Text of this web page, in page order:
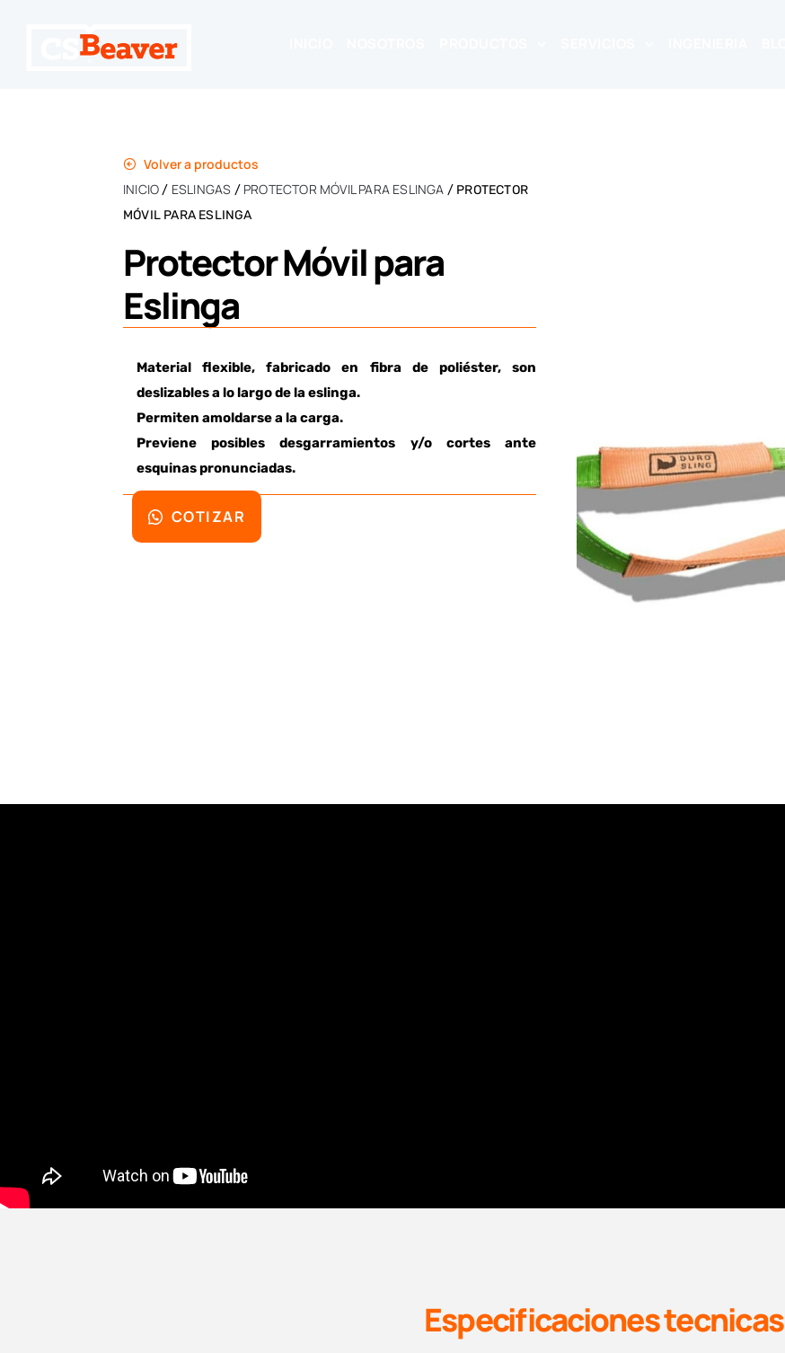
Volver a productos
INICIO/ ESLINGAS / PROTECTOR MÓVIL PARA ESLINGA / PROTECTOR
MÓVIL PARA ESLINGA
Protector Móvil para
Eslinga
Material flexible, fabricado en fibra de poliéster, son
deslizables a lo largo de la eslinga.
Permiten amoldarse a la carga.
Previene posibles desgarramientos y/o cortes ante
esquinas pronunciadas.
COTIZAR
Especificaciones tecnicas